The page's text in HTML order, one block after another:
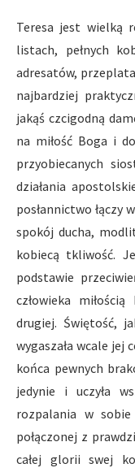
Teresa jest wielką
listach, pełnych
adresatów,
najbardziej
jakąś czcigodną
na miłość Boga i
przyobiecanych
działania
posłannictwo łączy
spokój ducha,
kobiecą tkliwość.
podstawie
człowieka
drugiej. Świętość,
wygaszała wcale jej
końca pewnych
jedynie i uczyła
rozpalania w sobie
połączonej z
całej glorii swej